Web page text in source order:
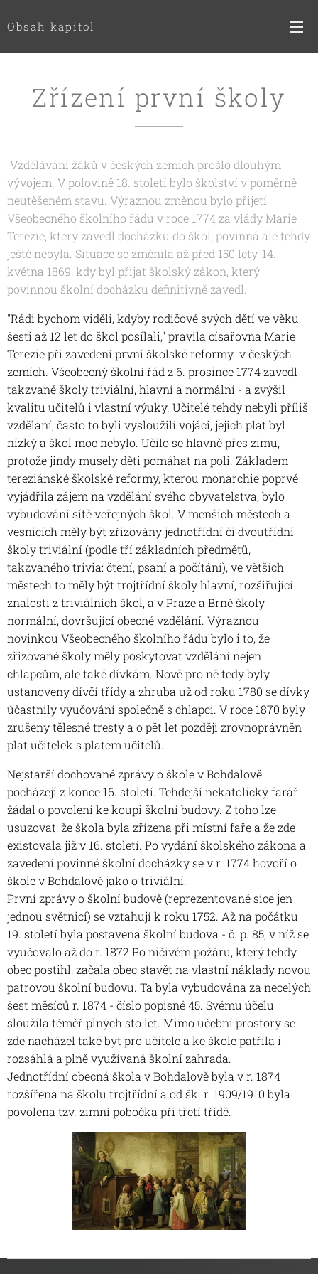
Obsah kapitol
Zřízení první školy
Vzdělávání žáků v českých zemích prošlo dlouhým
vývojem. V polovině 18. století bylo školství v poměrně
neutěšeném stavu. Výraznou změnou bylo přijetí
Všeobecného školního řádu v roce 1774 za vlády Marie
Terezie, který zavedl docházku do škol, povinná ale tehdy
ještě nebyla. Situace se změnila až před 150 lety, 14.
května 1869, kdy byl přijat školský zákon, který
povinnou školní docházku definitivně zavedl.
"Rádi bychom viděli, kdyby rodičové svých dětí ve věku
šesti až 12 let do škol posílali," pravila císařovna Marie
Terezie při zavedení první školské reformy v českých
zemích. Všeobecný školní řád z 6. prosince 1774 zavedl
takzvané školy triviální, hlavní a normální - a zvýšil
kvalitu učitelů i vlastní výuky. Učitelé tehdy nebyli příliš
vzdělaní, často to byli vysloužilí vojáci, jejich plat byl
nízký a škol moc nebylo. Učilo se hlavně přes zimu,
protože jindy musely děti pomáhat na poli. Základem
tereziánské školské reformy, kterou monarchie poprvé
vyjádřila zájem na vzdělání svého obyvatelstva, bylo
vybudování sítě veřejných škol. V menších městech a
vesnicích měly být zřizovány jednotřídní či dvoutřídní
školy triviální (podle tří základních předmětů,
takzvaného trivia: čtení, psaní a počítání), ve větších
městech to měly být trojtřídní školy hlavní, rozšiřující
znalosti z triviálních škol, a v Praze a Brně školy
normální, dovršující obecné vzdělání. Výraznou
novinkou Všeobecného školního řádu bylo i to, že
zřizované školy měly poskytovat vzdělání nejen
chlapcům, ale také dívkám. Nově pro ně tedy byly
ustanoveny dívčí třídy a zhruba už od roku 1780 se dívky
účastnily vyučování společně s chlapci. V roce 1870 byly
zrušeny tělesné tresty a o pět let později zrovnoprávněn
plat učitelek s platem učitelů.
Nejstarší dochované zprávy o škole v Bohdalově
pocházejí z konce 16. století. Tehdejší nekatolický farář
žádal o povolení ke koupi školní budovy. Z toho lze
usuzovat, že škola byla zřízena při místní faře a že zde
existovala již v 16. století. Po vydání školského zákona a
zavedení povinné školní docházky se v r. 1774 hovoří o
škole v Bohdalově jako o triviální.
První zprávy o školní budově (reprezentované sice jen
jednou světnicí) se vztahují k roku 1752. Až na počátku
19. století byla postavena školní budova - č. p. 85, v níž se
vyučovalo až do r. 1872 Po ničivém požáru, který tehdy
obec postihl, začala obec stavět na vlastní náklady novou
patrovou školní budovu. Ta byla vybudována za necelých
šest měsíců r. 1874 - číslo popisné 45. Svému účelu
sloužila téměř plných sto let. Mimo učební prostory se
zde nacházel také byt pro učitele a ke škole patřila i
rozsáhlá a plně využívaná školní zahrada.
Jednotřídní obecná škola v Bohdalově byla v r. 1874
rozšířena na školu trojtřídní a od šk. r. 1909/1910 byla
povolena tzv. zimní pobočka při třetí třídě.